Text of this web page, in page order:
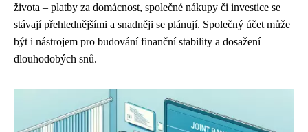
života – platby za domácnost, společné nákupy či investice se
stávají přehlednějšími a snadněji se plánují. Společný účet může
být i nástrojem pro budování finanční stability a dosažení
dlouhodobých snů.